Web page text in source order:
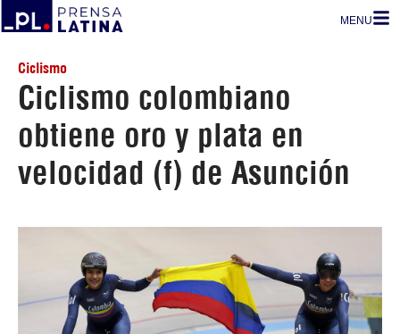
MENU
Ciclismo
Ciclismo colombiano
obtiene oro y plata en
velocidad (f) de Asunción